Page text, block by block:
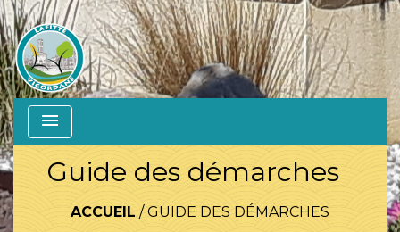
menu
Guide des démarches
ACCUEIL /GUIDE DES DÉMARCHES